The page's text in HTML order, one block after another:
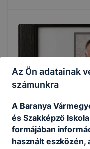
Búcsúzunk Nagy
Az Ön adatainak
számunkra
A Baranya
és Szakképző
formájában
használt eszközén,